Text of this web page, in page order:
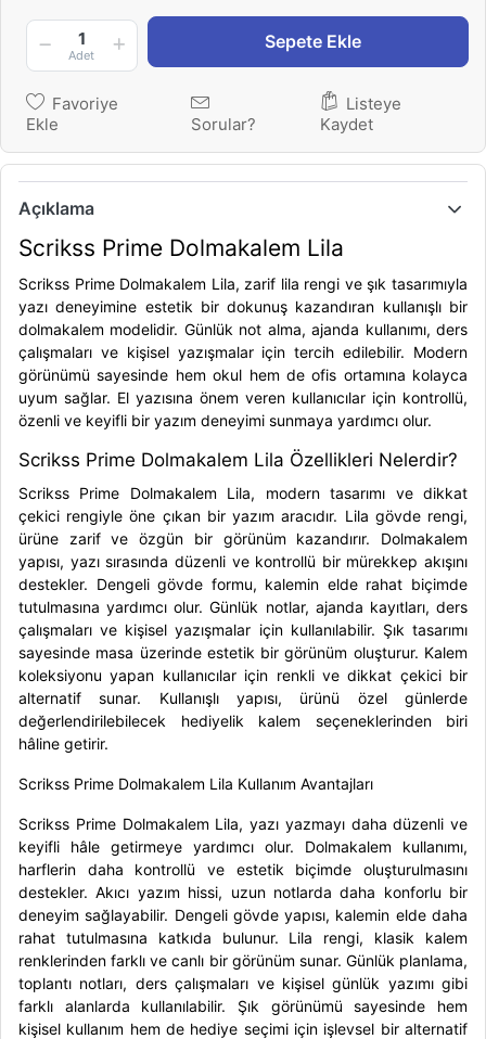
1
Adet
Sepete Ekle
Favoriye
Ekle
Sorular?
Listeye
Kaydet
Açıklama
Scrikss Prime Dolmakalem Lila
Scrikss Prime Dolmakalem Lila, zarif lila rengi ve şık tasarımıyla
yazı deneyimine estetik bir dokunuş kazandıran kullanışlı bir
dolmakalem modelidir. Günlük not alma, ajanda kullanımı, ders
çalışmaları ve kişisel yazışmalar için tercih edilebilir. Modern
görünümü sayesinde hem okul hem de ofis ortamına kolayca
uyum sağlar. El yazısına önem veren kullanıcılar için kontrollü,
özenli ve keyifli bir yazım deneyimi sunmaya yardımcı olur.
Scrikss Prime Dolmakalem Lila Özellikleri Nelerdir?
Scrikss Prime Dolmakalem Lila, modern tasarımı ve dikkat
çekici rengiyle öne çıkan bir yazım aracıdır. Lila gövde rengi,
ürüne zarif ve özgün bir görünüm kazandırır. Dolmakalem
yapısı, yazı sırasında düzenli ve kontrollü bir mürekkep akışını
destekler. Dengeli gövde formu, kalemin elde rahat biçimde
tutulmasına yardımcı olur. Günlük notlar, ajanda kayıtları, ders
çalışmaları ve kişisel yazışmalar için kullanılabilir. Şık tasarımı
sayesinde masa üzerinde estetik bir görünüm oluşturur. Kalem
koleksiyonu yapan kullanıcılar için renkli ve dikkat çekici bir
alternatif sunar. Kullanışlı yapısı, ürünü özel günlerde
değerlendirilebilecek hediyelik kalem seçeneklerinden biri
hâline getirir.
Scrikss Prime Dolmakalem Lila Kullanım Avantajları
Scrikss Prime Dolmakalem Lila, yazı yazmayı daha düzenli ve
keyifli hâle getirmeye yardımcı olur. Dolmakalem kullanımı,
harflerin daha kontrollü ve estetik biçimde oluşturulmasını
destekler. Akıcı yazım hissi, uzun notlarda daha konforlu bir
deneyim sağlayabilir. Dengeli gövde yapısı, kalemin elde daha
rahat tutulmasına katkıda bulunur. Lila rengi, klasik kalem
renklerinden farklı ve canlı bir görünüm sunar. Günlük planlama,
toplantı notları, ders çalışmaları ve kişisel günlük yazımı gibi
farklı alanlarda kullanılabilir. Şık görünümü sayesinde hem
kişisel kullanım hem de hediye seçimi için işlevsel bir alternatif